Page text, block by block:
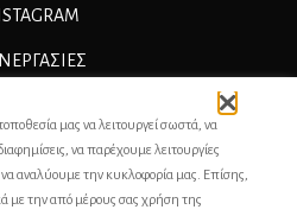
μας να λειτουργεί σωστά, να
να παρέχουμε λειτουργίες
αναλύουμε την κυκλοφορία μας. Επίσης,
με την από μέρους σας χρήση της